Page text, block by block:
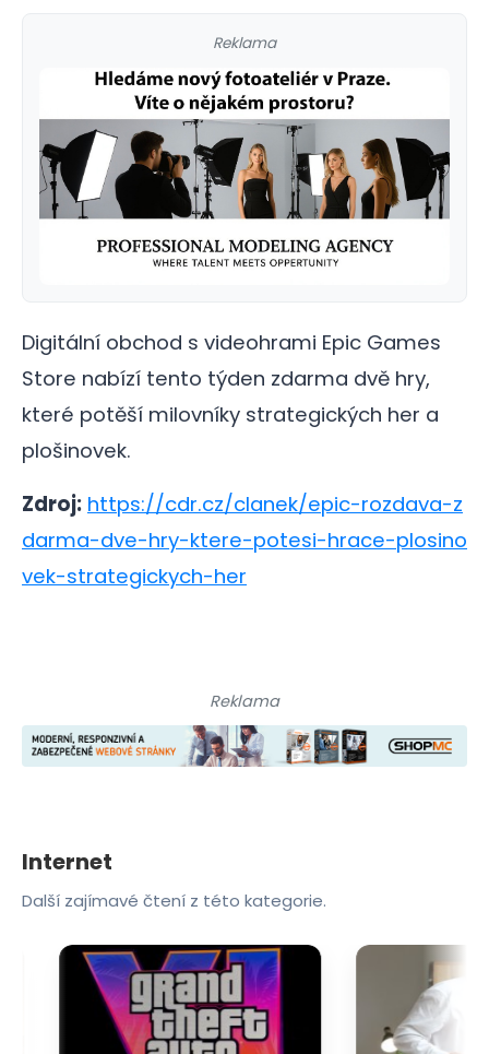
Reklama
Digitální obchod s videohrami Epic Games
Store nabízí tento týden zdarma dvě hry,
které potěší milovníky strategických her a
plošinovek.
Zdroj: https://cdr.cz/clanek/epic-rozdava-z
darma-dve-hry-ktere-potesi-hrace-plosino
vek-strategickych-her
Reklama
Internet
Další zajímavé čtení z této kategorie.